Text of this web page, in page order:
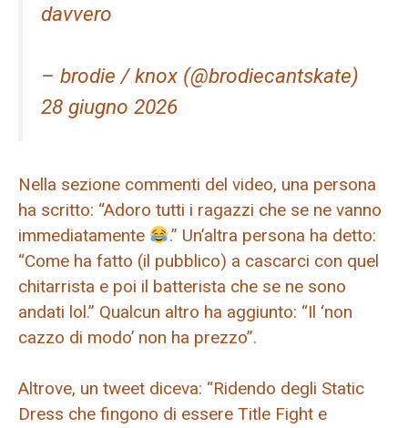
davvero
– brodie / knox (@brodiecantskate)
28 giugno 2026
Nella sezione commenti del video, una persona
ha scritto: “Adoro tutti i ragazzi che se ne vanno
immediatamente
.” Un’altra persona ha detto:
“Come ha fatto (il pubblico) a cascarci con quel
chitarrista e poi il batterista che se ne sono
andati lol.” Qualcun altro ha aggiunto: “Il ‘non
cazzo di modo’ non ha prezzo”.
Altrove, un tweet diceva: “Ridendo degli Static
Dress che fingono di essere Title Fight e